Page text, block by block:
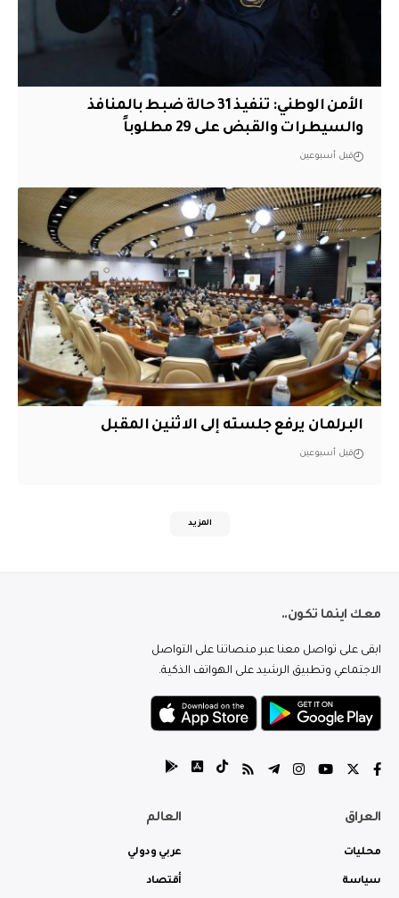
الأمن الوطني: تنفيذ 31 حالة ضبط بالمنافذ
والسيطرات والقبض على 29 مطلوباً
قبل أسبوعين
البرلمان يرفع جلسته إلى الاثنين المقبل
قبل أسبوعين
المزيد
معك اينما تكون..
ابقى على تواصل معنا عبر منصاتنا على التواصل
الاجتماعي وتطبيق الرشيد على الهواتف الذكية.
العراق
محليات
سياسة
العالم
عربي ودولي
أقتصاد